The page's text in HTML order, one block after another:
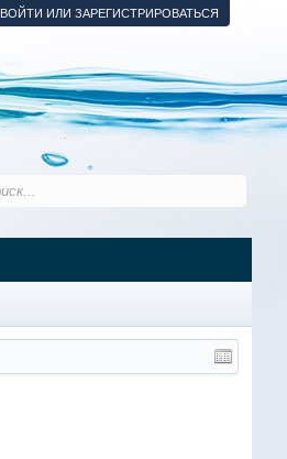
ВОЙТИ ИЛИ ЗАРЕГИСТРИРОВАТЬСЯ